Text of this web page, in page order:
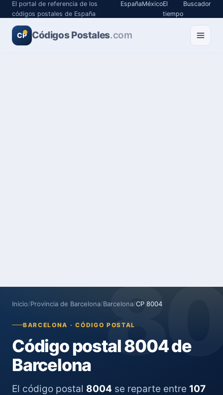
El portal de referencia de los
códigos postales de España
EspañaMéxicoEl
tiempo
Buscador
CP Códigos Postales.com
Inicio/Provincia de Barcelona/Barcelona/CP 8004
BARCELONA · CÓDIGO POSTAL
Código postal 8004 de
Barcelona
El código postal 8004 se reparte entre 107